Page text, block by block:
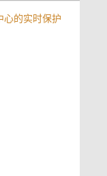
心的实时保护